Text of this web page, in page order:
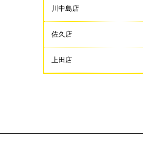
川中島店
佐久店
上田店